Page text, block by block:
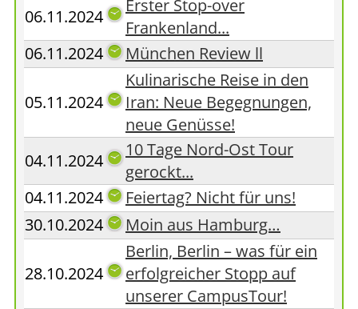
06.11.2024
Erster Stop-over
Frankenland...
06.11.2024
München Review ll
05.11.2024
Kulinarische Reise in den
Iran: Neue Begegnungen,
neue Genüsse!
04.11.2024
10 Tage Nord-Ost Tour
gerockt...
04.11.2024
Feiertag? Nicht für uns!
30.10.2024
Moin aus Hamburg…
28.10.2024
Berlin, Berlin – was für ein
erfolgreicher Stopp auf
unserer CampusTour!